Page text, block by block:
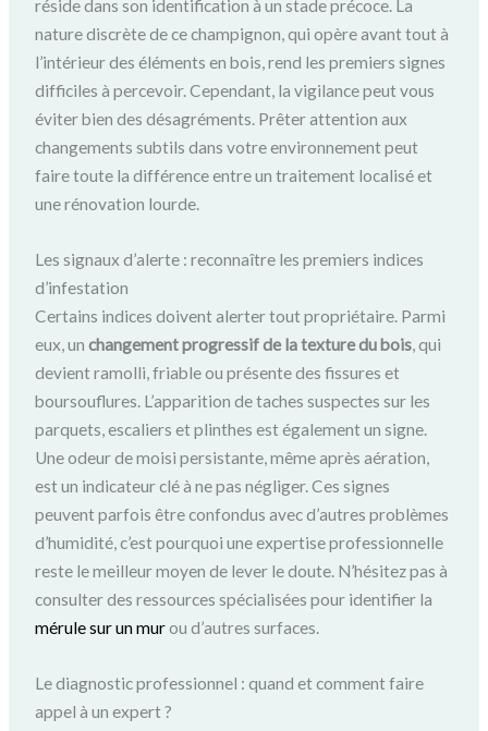
réside dans son identification à un stade précoce. La
nature discrète de ce champignon, qui opère avant tout à
l’intérieur des éléments en bois, rend les premiers signes
difficiles à percevoir. Cependant, la vigilance peut vous
éviter bien des désagréments. Prêter attention aux
changements subtils dans votre environnement peut
faire toute la différence entre un traitement localisé et
une rénovation lourde.
Les signaux d’alerte : reconnaître les premiers indices
d’infestation
Certains indices doivent alerter tout propriétaire. Parmi
eux, unchangement progressif de la texture du bois, qui
devient ramolli, friable ou présente des fissures et
boursouflures. L’apparition de taches suspectes sur les
parquets, escaliers et plinthes est également un signe.
Une odeur de moisi persistante, même après aération,
est un indicateur clé à ne pas négliger. Ces signes
peuvent parfois être confondus avec d’autres problèmes
d’humidité, c’est pourquoi une expertise professionnelle
reste le meilleur moyen de lever le doute. N’hésitez pas à
consulter des ressources spécialisées pour identifier la
mérule sur un murou d’autres surfaces.
Le diagnostic professionnel : quand et comment faire
appel à un expert ?